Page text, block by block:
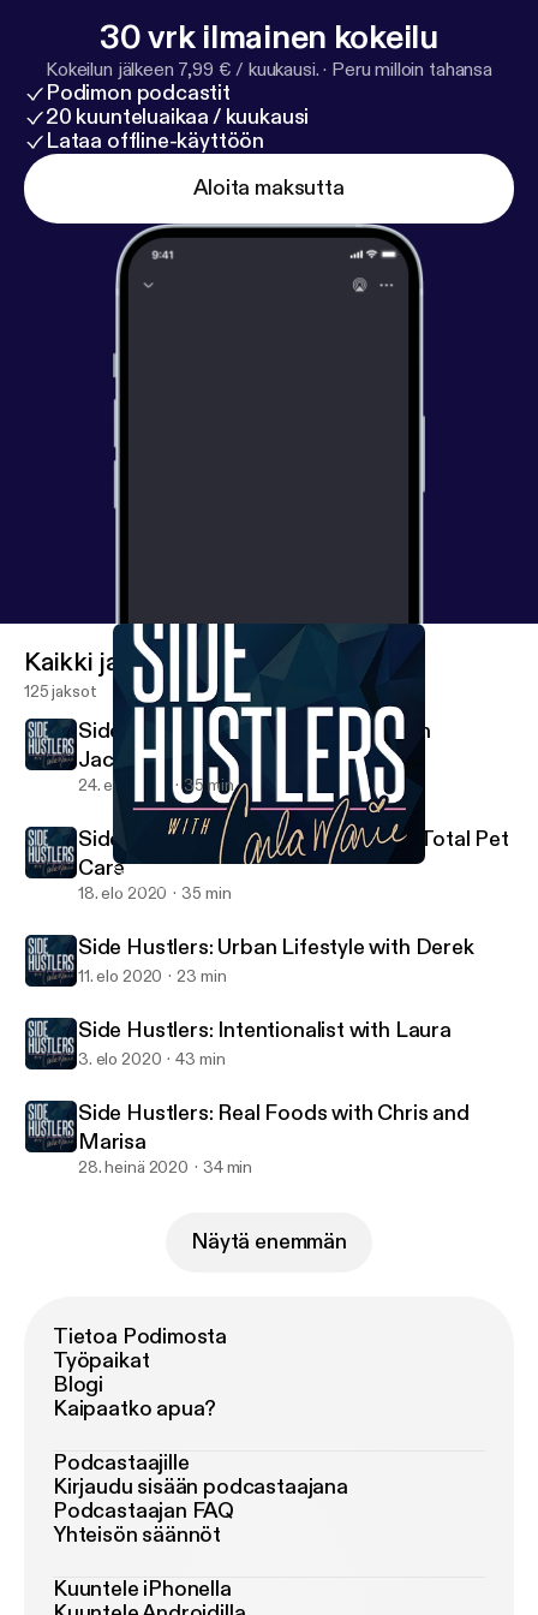
omnystudio.com/listener [https://omnystudio.com/li
stener] for privacy information.
30 vrk ilmainen kokeilu
Kokeilun jälkeen 7,99 € / kuukausi. · Peru milloin tahansa
Podimon podcastit
20 kuunteluaikaa / kuukausi
Lataa offline-käyttöön
Aloita maksutta
Side Hustlers: Intentionalist with Laura
Side Hustlers with Carla Marie
Kaikki jaksot
125 jaksot
Side Hustlers: Jeff and Brandyn with
JacobH+
24. elo 2020 35 min
Side Hustlers: Lindsay with Achilles Total Pet
Care
18. elo 2020 35 min
Side Hustlers: Urban Lifestyle with Derek
11. elo 2020 23 min
Side Hustlers: Intentionalist with Laura
3. elo 2020 43 min
Side Hustlers: Real Foods with Chris and
Marisa
28. heinä 2020 34 min
Näytä enemmän
Tietoa Podimosta
Työpaikat
Blogi
Kaipaatko apua?
Podcastaajille
Kirjaudu sisään podcastaajana
Podcastaajan FAQ
Yhteisön säännöt
Kuuntele iPhonella